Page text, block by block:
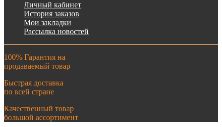
Личный кабинет
История заказов
Мои закладки
Рассылка новостей
100% Гарантия на
продаваемый товар
Быстрая доставка
по всей стране
Качественный товар
большой ассортимент